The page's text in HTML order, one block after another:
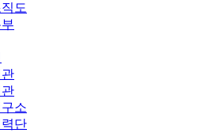
도
소
단